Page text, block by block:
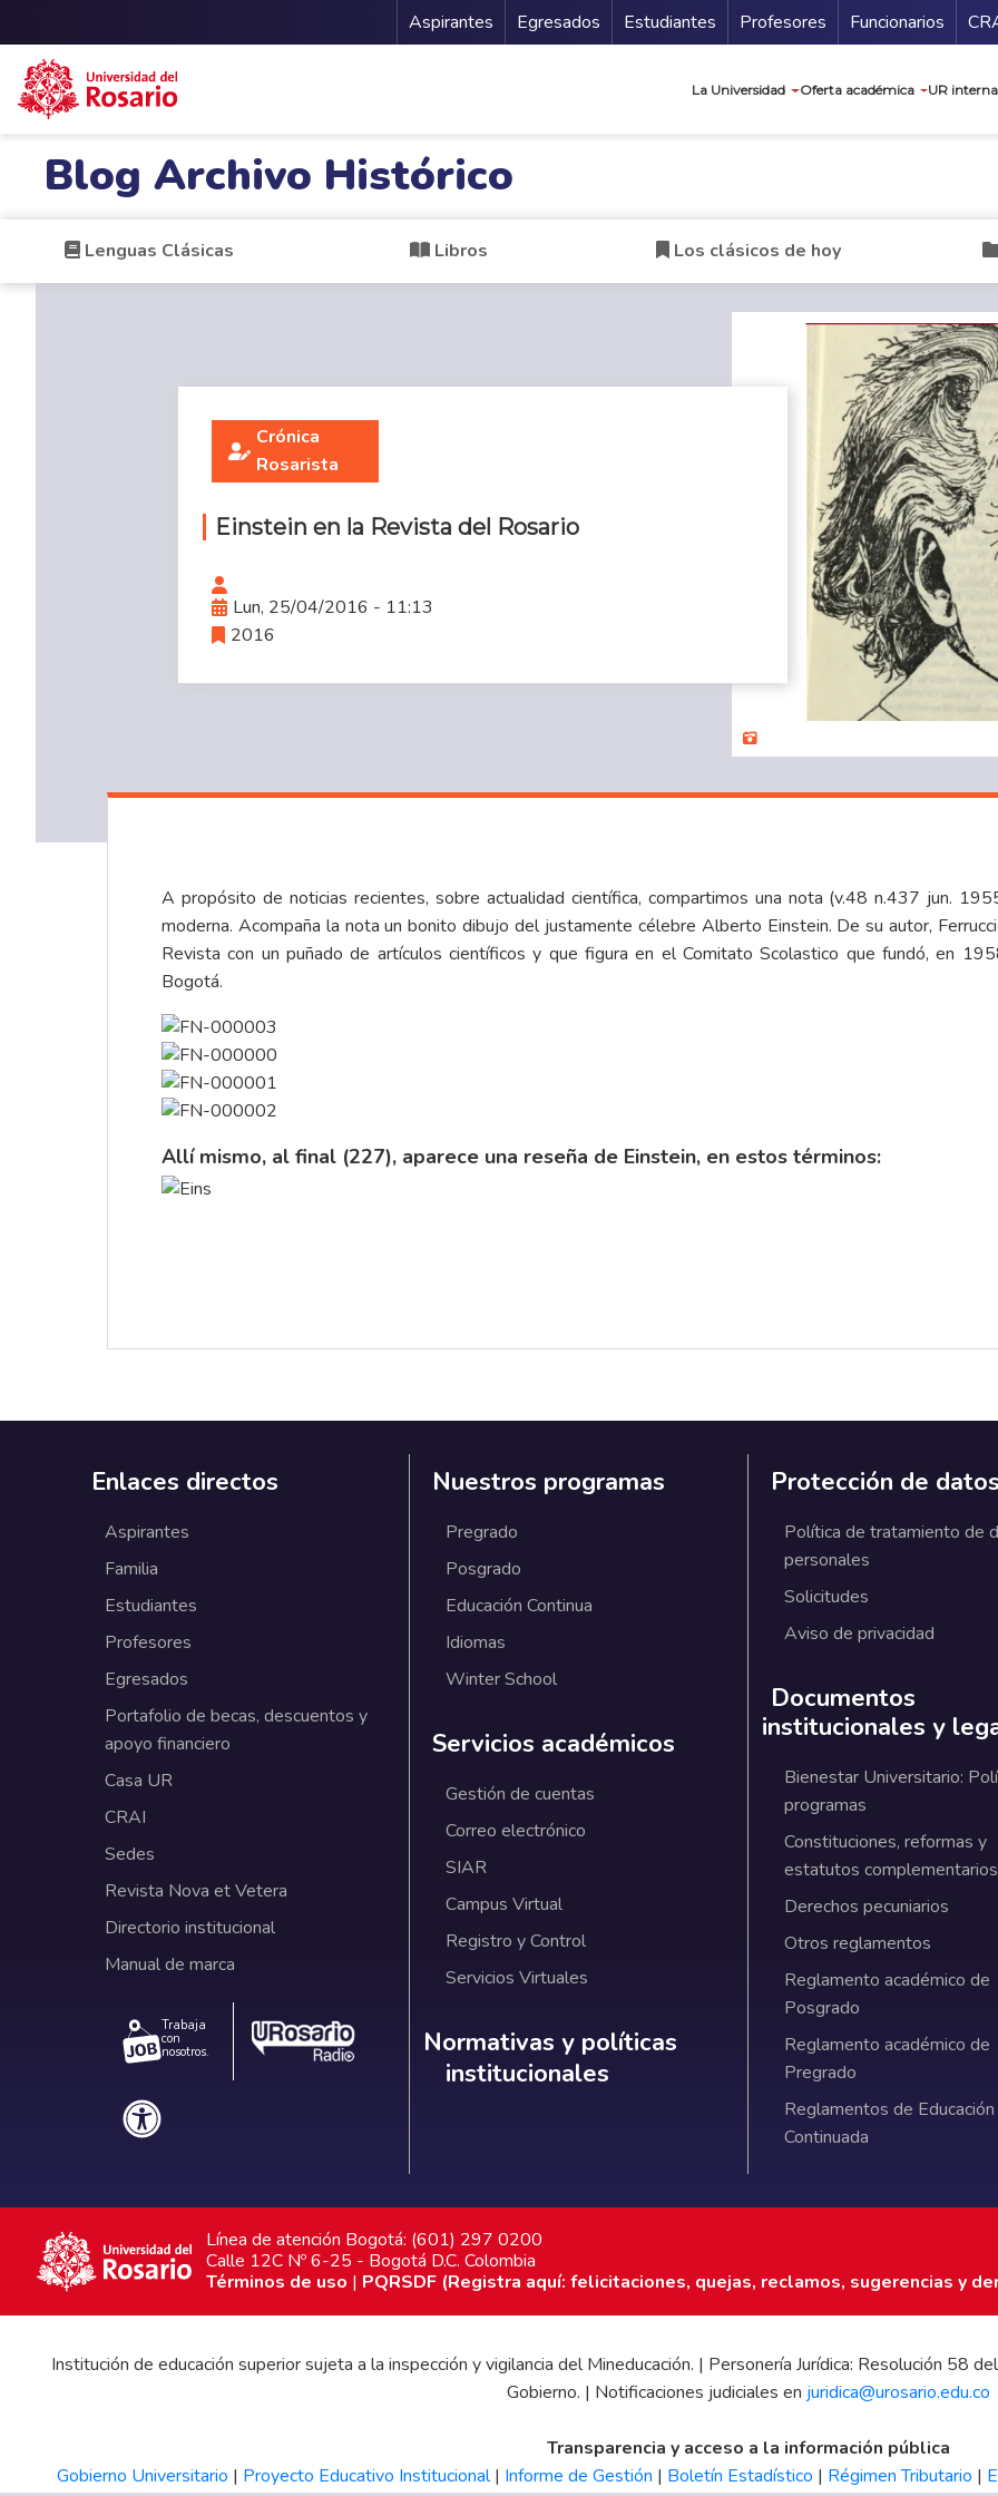
Menu Secundario
Aspirantes Egresados Estudiantes Profesores Funcionarios
La Universidad Oferta académica UR
Blog Archivo Histórico
Lenguas Clásicas Libros Los clásicos de hoy
Crónica
Rosarista
Einstein en la Revista del Rosario
Lun, 25/04/2016 - 11:13
2016
A propósito de noticias recientes, sobre actualidad científica, compartimos una nota (v.48 n.437 jun.
moderna. Acompaña la nota un bonito dibujo del justamente célebre Alberto Einstein. De su autor,
Revista con un puñado de artículos científicos y que figura en el Comitato Scolastico que fundó, en
Bogotá.
Allí mismo, al final (227), aparece una reseña de Einstein, en estos términos:
Enlaces directos
Aspirantes
Familia
Estudiantes
Profesores
Egresados
Portafolio de becas, descuentos y
apoyo financiero
Casa UR
CRAI
Sedes
Revista Nova et Vetera
Directorio institucional
Manual de marca
Trabaja
con
nosotros.
Nuestros programas
Pregrado
Posgrado
Educación Continua
Idiomas
Winter School
Servicios académicos
Gestión de cuentas
Correo electrónico
SIAR
Campus Virtual
Registro y Control
Servicios Virtuales
Normativas y políticas institucionales
Normativas y políticas
institucionales
Protección de datos
Política de tratamiento de
personales
Solicitudes
Aviso de privacidad
Documentos
institucionales y
Bienestar Universitario:
programas
Constituciones, reformas y
estatutos complementarios
Derechos pecuniarios
Otros reglamentos
Reglamento académico de
Posgrado
Reglamento académico de
Pregrado
Reglamentos de Educación
Continuada
Línea de atención Bogotá: (601) 297 0200
Calle 12C Nº 6-25 - Bogotá D.C. Colombia
Términos de uso | PQRSDF (Registra aquí: felicitaciones, quejas, reclamos, sugerencias y
Institución de educación superior sujeta a la inspección y vigilancia del Mineducación. | Personería Jurídica: Resolución
Gobierno. | Notificaciones judiciales en juridica@urosario.edu.co
Transparencia y acceso a la información pública
Gobierno Universitario | Proyecto Educativo Institucional| Informe de Gestión | Boletín Estadístico | Régimen Tributario |